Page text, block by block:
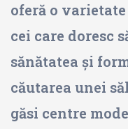
oferă o
cei care doresc
sănătatea și
căutarea unei
găsi centre